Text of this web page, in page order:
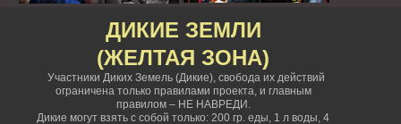
ДИКИЕ ЗЕМЛИ
(ЖЕЛТАЯ ЗОНА)
Участники Диких Земель (Дикие), свобода их действий
ограничена только правилами проекта, и главным
правилом – НЕ НАВРЕДИ.
Дикие могут взять с собой только: 200 гр. еды, 1 л воды, 4